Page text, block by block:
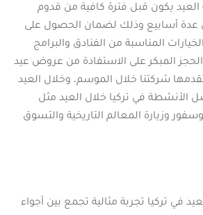
يكون قبل فترة كافية من قدوم
عدة أسابيع وذلك لضمان الحصول على
المناسبة من الفنادق والبرامج
المبكر على الاستفادة من عروض عيد
شركتنا خلال الموسم، وخلال العيد
الأنشطة في تركيا خلال العيد مثل
وزيارة المعالم التاريخية والتسوق
في تركيا تجربة مثالية تجمع بين أجواء